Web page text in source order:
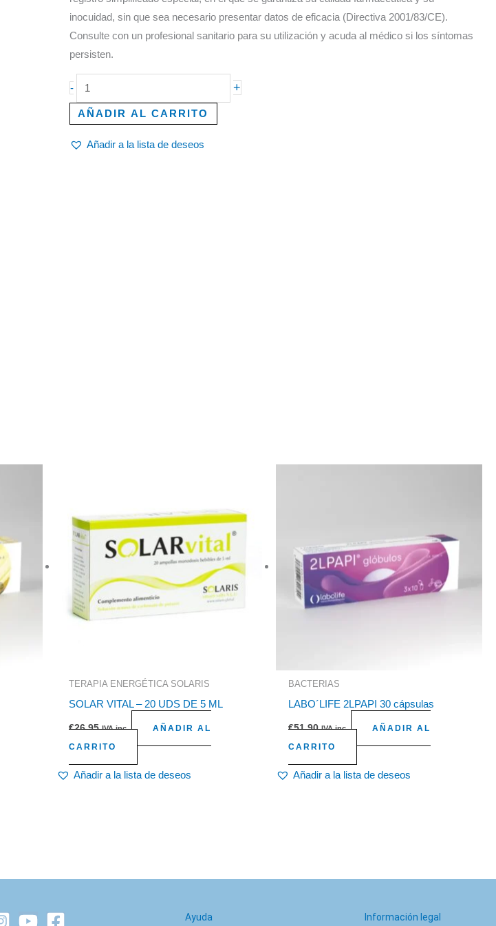
inocuidad, sin que sea necesario presentar datos de eficacia (Directiva 2001/83/CE).
Consulte con un profesional sanitario para su utilización y acuda al médico si los síntomas
persisten.
- +
AÑADIR AL CARRITO
Añadir a la lista de deseos
TERAPIA ENERGÉTICA SOLARIS
SOLAR VITAL – 20 UDS DE 5 ML
€26,95 IVA inc.
AÑADIR AL
CARRITO
Añadir a la lista de deseos
BACTERIAS
LABO´LIFE 2LPAPI 30 cápsulas
€51,90 IVA inc.
AÑADIR AL
CARRITO
Añadir a la lista de deseos
Ayuda Información legal